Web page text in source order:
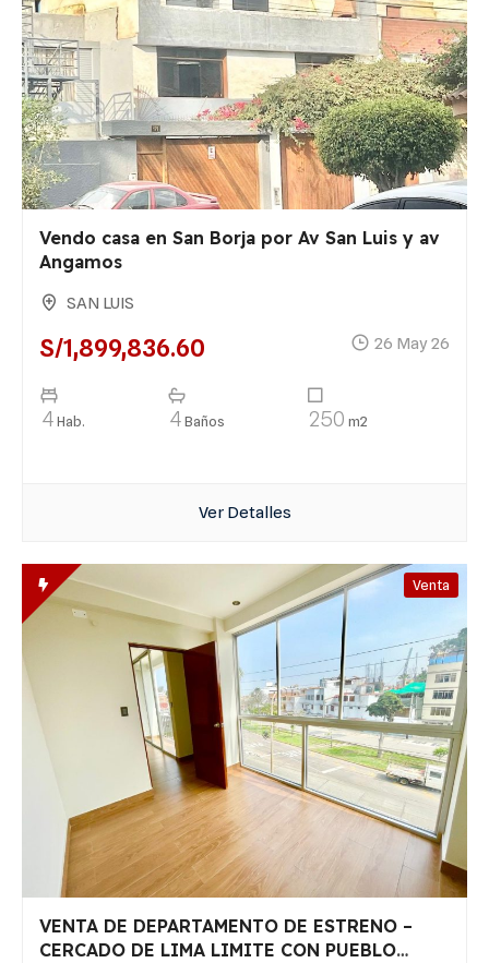
Vendo casa en San Borja por Av San Luis y av
Angamos
SAN LUIS
S/1,899,836.60 26 May 26
4Hab. 4Baños 250m2
Ver Detalles
Venta
VENTA DE DEPARTAMENTO DE ESTRENO –
CERCADO DE LIMA LIMITE CON PUEBLO